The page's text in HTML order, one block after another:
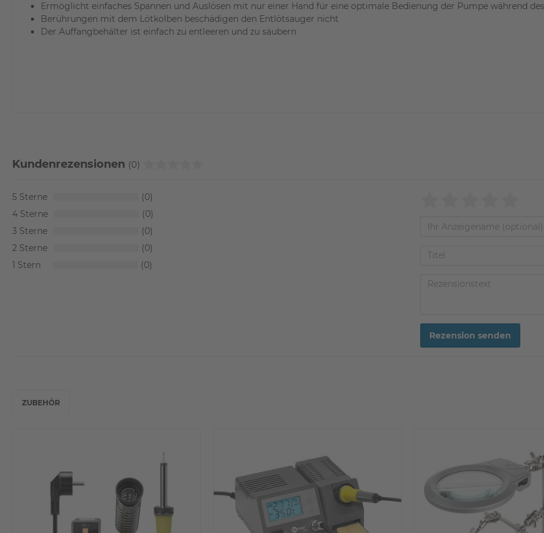
Ermöglicht einfaches Spannen und Auslösen mit nur einer Hand für eine optimale Bedienung der Pumpe während
Berührungen mit dem Lötkolben beschädigen den Entlötsauger nicht
Der Auffangbehälter ist einfach zu entleeren und zu säubern
Kundenrezensionen (0)
5
0
4
0
3
0
2
0
1
0
Rezension senden
ZUBEHÖR